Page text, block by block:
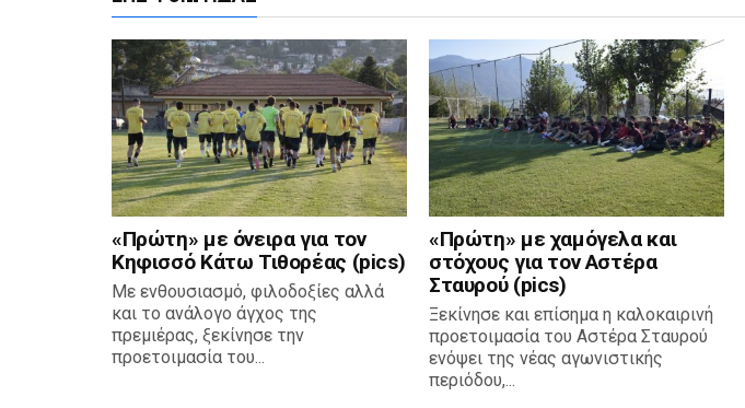
«Πρώτη» με όνειρα για τον
Κηφισσό Κάτω Τιθορέας (pics)
Με ενθουσιασμό, φιλοδοξίες αλλά
και το ανάλογο άγχος της
πρεμιέρας, ξεκίνησε την
προετοιμασία του...
«Πρώτη» με χαμόγελα και
στόχους για τον Αστέρα
Σταυρού (pics)
Ξεκίνησε και επίσημα η καλοκαιρινή
προετοιμασία του Αστέρα Σταυρού
ενόψει της νέας αγωνιστικής
περιόδου,...